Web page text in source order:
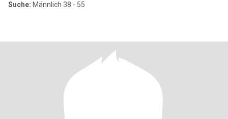
Suche: Männlich 38 - 55